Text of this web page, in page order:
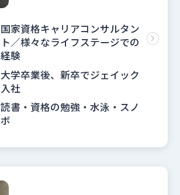
国家資格キャリアコンサルタン
ト／様々なライフステージでの
経験
大学卒業後、新卒でジェイック
入社
読書・資格の勉強・水泳・スノ
ボ